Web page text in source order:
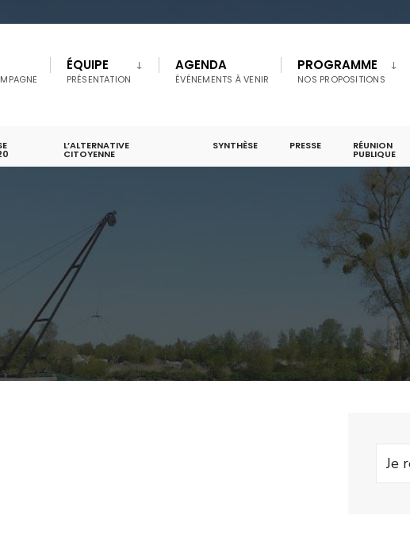
ÉQUIPE
PRÉSENTATION
AGENDA
ÉVÉNEMENTS À VENIR
PROGRAMME
NOS PROPOSITIONS
L’ALTERNATIVE
CITOYENNE
SYNTHÈSE PRESSE RÉUNION
PUBLIQUE
Search